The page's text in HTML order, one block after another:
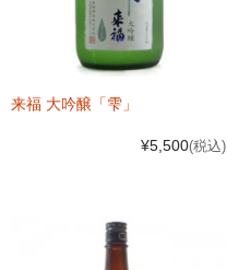
来福 大吟醸「雫」
¥5,500(税込)